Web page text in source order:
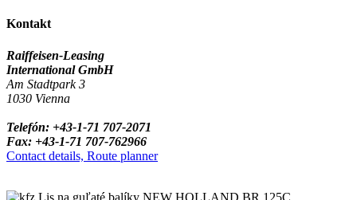
Kontakt
Raiffeisen-Leasing
International GmbH
Am Stadtpark 3
1030 Vienna
Telefón: +43-1-71 707-2071
Fax: +43-1-71 707-762966
Contact details, Route planner
Lis na guľaté balíky NEW HOLLAND BR 125C